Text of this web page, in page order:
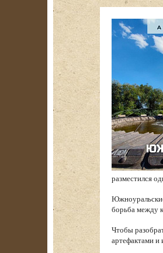
разместился
борьба между
Чтобы
артефактами и